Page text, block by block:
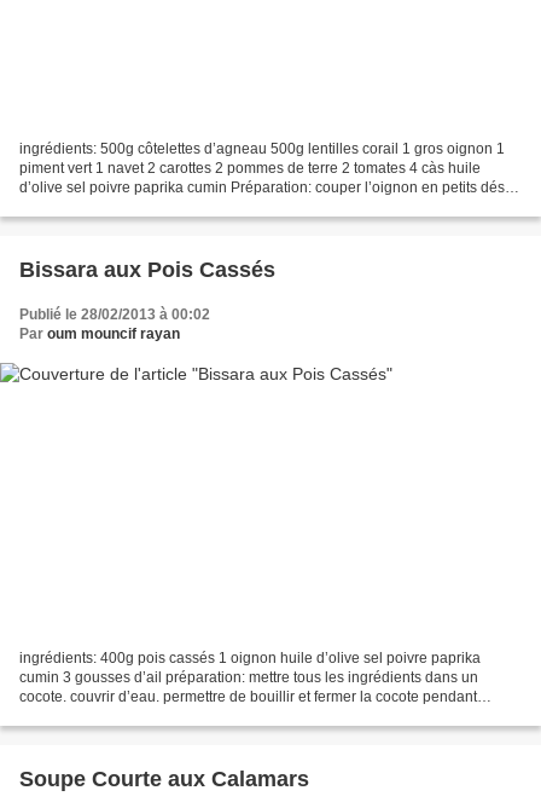
ingrédients: 500g côtelettes d’agneau 500g lentilles corail 1 gros oignon 1
piment vert 1 navet 2 carottes 2 pommes de terre 2 tomates 4 càs huile
d’olive sel poivre paprika cumin Préparation: couper l’oignon en petits dés et
Bissara aux Pois Cassés
Publié le 28/02/2013 à 00:02
Par oum mouncif rayan
ingrédients: 400g pois cassés 1 oignon huile d’olive sel poivre paprika
cumin 3 gousses d’ail préparation: mettre tous les ingrédients dans un
cocote. couvrir d’eau. permettre de bouillir et fermer la cocote pendant
Soupe Courte aux Calamars